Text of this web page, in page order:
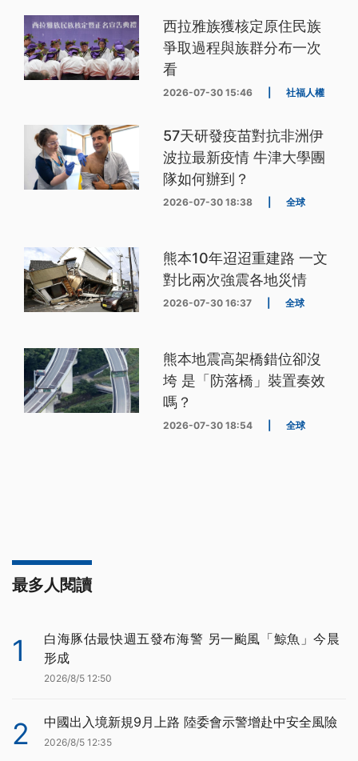
西拉雅族獲核定原住民族
爭取過程與族群分布一次
看
2026-07-30 15:46 社福人權
57天研發疫苗對抗非洲伊
波拉最新疫情 牛津大學團
隊如何辦到？
2026-07-30 18:38 全球
熊本10年迢迢重建路 一文
對比兩次強震各地災情
2026-07-30 16:37 全球
熊本地震高架橋錯位卻沒
垮 是「防落橋」裝置奏效
嗎？
2026-07-30 18:54 全球
最多人閱讀
1
白海豚估最快週五發布海警 另一颱風「鯨魚」今晨
形成
2026/8/5 12:50
2 中國出入境新規9月上路 陸委會示警增赴中安全風險
2026/8/5 12:35